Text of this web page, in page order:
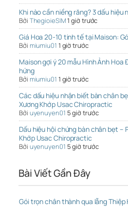
Khi nào cần niềng răng? 3 dấu hiệu
Bởi ThegioieSIM1 giờ trước
Giá Hoa 20-10 tinh tế tại Maison:
Bởi miumiu01 1 giờ trước
Maison gợi ý 20 mẫu Hình Ảnh Hoa
hứng
Bởi miumiu01 1 giờ trước
Các dấu hiệu nhận biết bàn chân
Xương Khớp Usac Chiropractic
Bởi uyenuyen01 5 giờ trước
Dấu hiệu hội chứng bàn chân bẹt –
Khớp Usac Chiropractic
Bởi uyenuyen01 5 giờ trước
Bài Viết Gần Đây
Gói trọn chân thành qua lẵng Thiệp